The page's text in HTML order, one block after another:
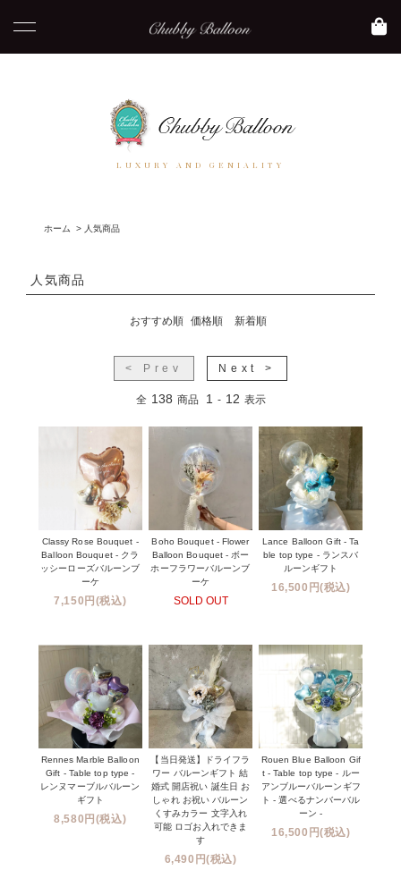
LUXURY AND GENIALITY
ホーム > 人気商品
人気商品
おすすめ順 価格順 新着順
< Prev Next >
全 138 商品 1 - 12 表示
Classy Rose Bouquet -
Balloon Bouquet - クラ
ッシーローズバルーンブ
ーケ
7,150円(税込)
Boho Bouquet - Flower
Balloon Bouquet - ボー
ホーフラワーバルーンブ
ーケ
SOLD OUT
Lance Balloon Gift - Ta
ble top type - ランスバ
ルーンギフト
16,500円(税込)
Rennes Marble Balloon
Gift - Table top type -
レンヌマーブルバルーン
ギフト
8,580円(税込)
【当日発送】ドライフラ
ワー バルーンギフト 結
婚式 開店祝い 誕生日 お
しゃれ お祝い バルーン
くすみカラー 文字入れ
可能 ロゴお入れできま
す
6,490円(税込)
Rouen Blue Balloon Gif
t - Table top type - ルー
アンブルーバルーンギフ
ト - 選べるナンバーバル
ーン -
16,500円(税込)